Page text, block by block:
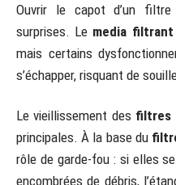
Ouvrir le capot d’un
surprises. Le media filtrant
mais certains
s’échapper, risquant de
Le vieillissement des filtres
principales. À la base du
rôle de garde-fou : si elles
encombrées de débris,